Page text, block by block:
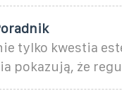
tylko kwestia
pokazują, że